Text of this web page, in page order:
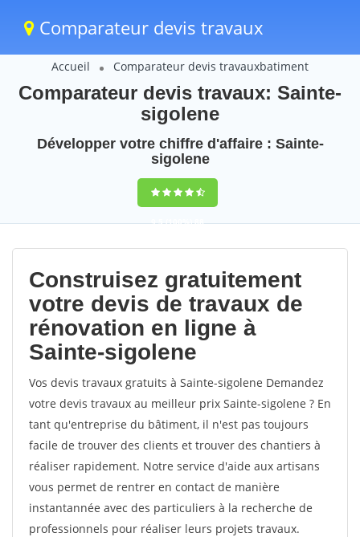
Comparateur devis travaux
Accueil Comparateur devis travauxbatiment
Comparateur devis travaux: Sainte-
sigolene
Développer votre chiffre d'affaire : Sainte-
sigolene
9,5(100%)88
votes
Construisez gratuitement
votre devis de travaux de
rénovation en ligne à
Sainte-sigolene
Vos devis travaux gratuits à Sainte-sigolene Demandez
votre devis travaux au meilleur prix Sainte-sigolene ? En
tant qu'entreprise du bâtiment, il n'est pas toujours
facile de trouver des clients et trouver des chantiers à
réaliser rapidement. Notre service d'aide aux artisans
vous permet de rentrer en contact de manière
instantannée avec des particuliers à la recherche de
professionnels pour réaliser leurs projets travaux.